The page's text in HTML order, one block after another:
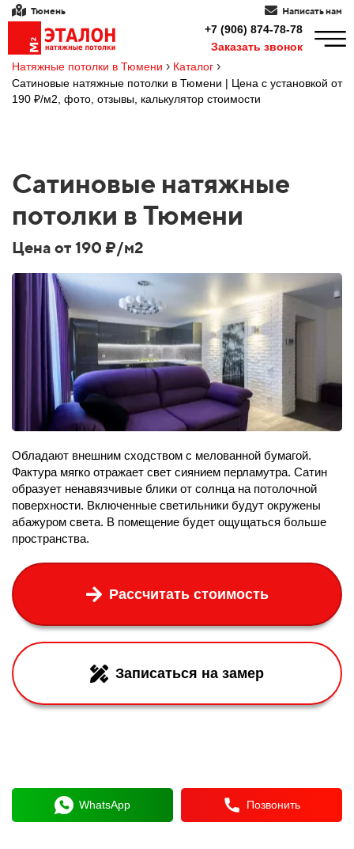
Тюмень Написать нам
+7 (906) 874-78-78
Заказать звонок
Натяжные потолки в Тюмени › Каталог ›
Сатиновые натяжные потолки в Тюмени | Цена с установкой от
190 ₽/м2, фото, отзывы, калькулятор стоимости
Сатиновые натяжные
потолки в Тюмени
Цена от 190 ₽/м2
Обладают внешним сходством с мелованной бумагой.
Фактура мягко отражает свет сиянием перламутра. Сатин
образует ненавязчивые блики от солнца на потолочной
поверхности. Включенные светильники будут окружены
абажуром света. В помещение будет ощущаться больше
пространства.
Рассчитать стоимость
Записаться на замер
WhatsApp Позвонить